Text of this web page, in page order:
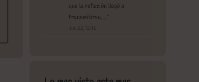
que la reflexión llegó a
transmitirse.…”
Jun 22, 12:16